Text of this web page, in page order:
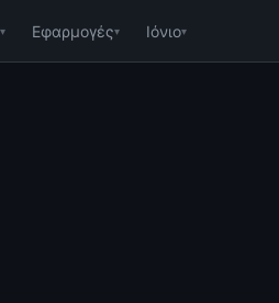
Εφαρμογές Ιόνιο